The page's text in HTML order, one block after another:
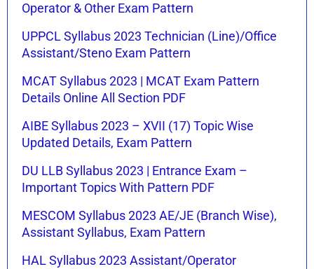
Operator & Other Exam Pattern
UPPCL Syllabus 2023 Technician (Line)/Office
Assistant/Steno Exam Pattern
MCAT Syllabus 2023 | MCAT Exam Pattern
Details Online All Section PDF
AIBE Syllabus 2023 – XVII (17) Topic Wise
Updated Details, Exam Pattern
DU LLB Syllabus 2023 | Entrance Exam –
Important Topics With Pattern PDF
MESCOM Syllabus 2023 AE/JE (Branch Wise),
Assistant Syllabus, Exam Pattern
HAL Syllabus 2023 Assistant/Operator